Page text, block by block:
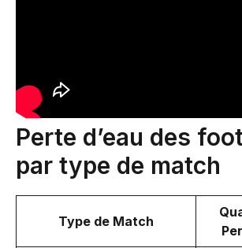
Perte d’eau des
par type de match
Type de Match